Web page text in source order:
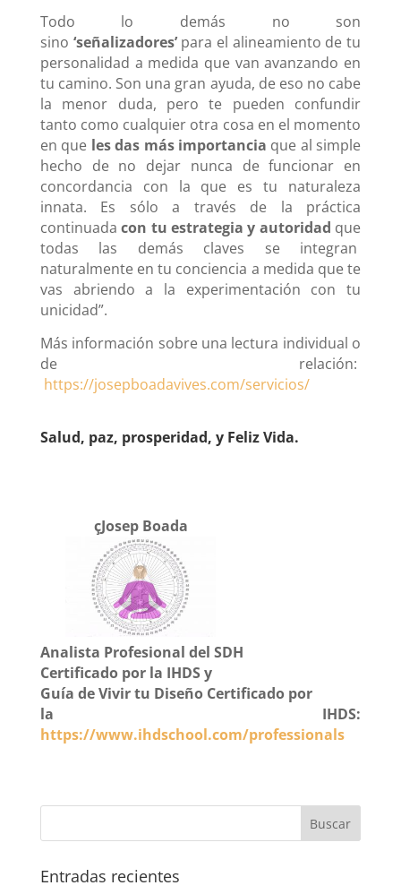
Todo lo demás no son
sino ‘señalizadores’para el alineamiento de tu
personalidad a medida que van avanzando en
tu camino. Son una gran ayuda, de eso no cabe
la menor duda, pero te pueden confundir
tanto como cualquier otra cosa en el momento
en que les das más importancia que al simple
hecho de no dejar nunca de funcionar en
concordancia con la que es tu naturaleza
innata. Es sólo a través de la práctica
continuadacon tu estrategia y autoridad que
todas las demás claves se integran
naturalmente en tu conciencia a medida que te
vas abriendo a la experimentación con tu
unicidad”.
Más información sobre una lectura individual o
de relación:
https://josepboadavives.com/servicios/
Salud, paz, prosperidad, y Feliz Vida.
çJosep Boada
Analista Profesional del SDH
Certificado por la IHDSy
Guía de Vivir tu Diseño Certificado por
la IHDS:
https://www.ihdschool.com/professionals
Entradas recientes